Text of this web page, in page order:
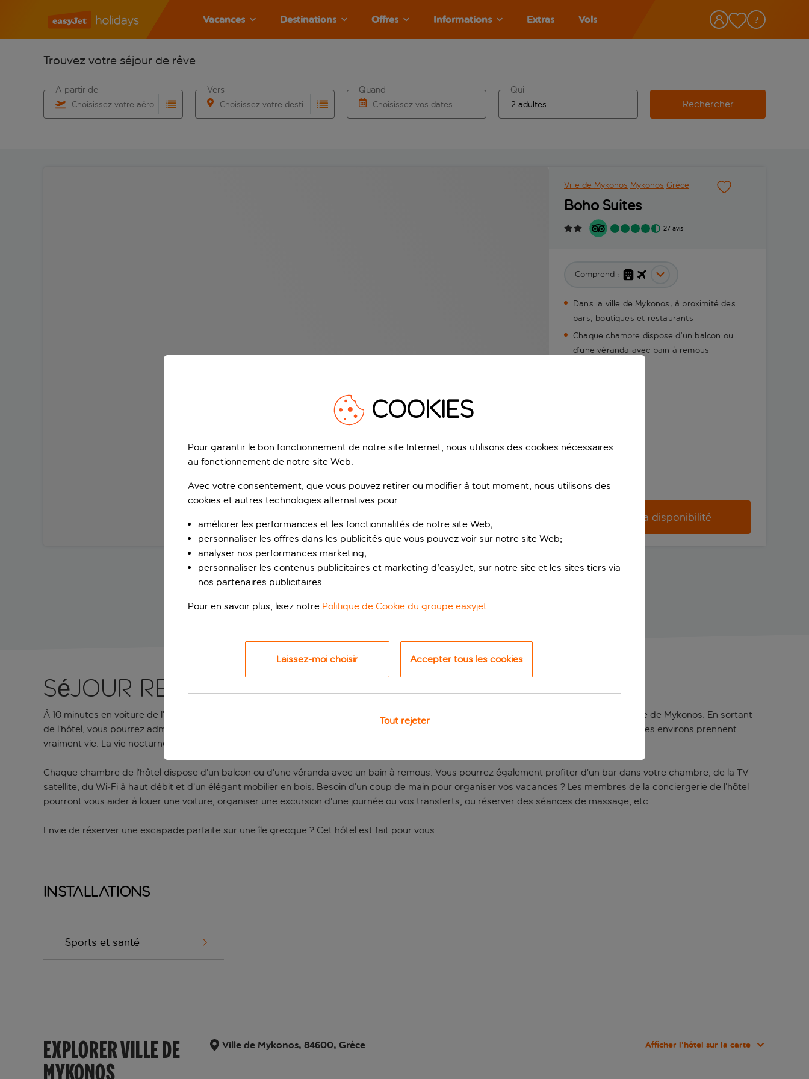
Vacances Destinations Offres Informations Extras Vols
Trouvez votre séjour de rêve
Choisissez votre aéroport
À partir de
Choisissez votre destination
Vers
Choisissez vos dates
Quand Qui
Rechercher
Ville de Mykonos Mykonos Grèce
Boho Suites
27 avis
Comprend :
Dans la ville de Mykonos, à proximité des
bars, boutiques et restaurants
Chaque chambre dispose d’un balcon ou
d’une véranda avec bain à remous
Vérifier la disponibilité
Séjour relaxant dans le centre de Mykonos
À 10 minutes en voiture de l’aéroport et à quelques pas de nombreux bars et restaurants, le charmant Boho Suites est situé dans le centre de Mykonos. En sortant
de l’hôtel, vous pourrez admirer les maisons blanchies à la chaux, mais aussi accéder aux boutiques et tavernes. Une fois le soleil couché, les environs prennent
vraiment vie. La vie nocturne est particulièrement animée et vous risquez d’être surpris(e).
Chaque chambre de l’hôtel dispose d’un balcon ou d’une véranda avec un bain à remous. Vous pourrez également profiter d’un bar dans votre chambre, de la TV
satellite, du Wi-Fi à haut débit et d’un élégant mobilier en bois. Besoin d’un coup de main pour organiser vos vacances ? Les membres de la conciergerie de l’hôtel
pourront vous aider à louer une voiture, organiser une excursion d’une journée ou vos transferts, ou réserver des séances de massage, etc.
Envie de réserver une escapade parfaite sur une île grecque ? Cet hôtel est fait pour vous.
Installations
Sports et santé
EXPLORER VILLE DE
MYKONOS
Ville de Mykonos, 84600, Grèce Afficher l’hôtel sur la carte
COOKIES
Pour garantir le bon fonctionnement de notre site Internet, nous utilisons des cookies nécessaires
au fonctionnement de notre site Web.
Avec votre consentement, que vous pouvez retirer ou modifier à tout moment, nous utilisons des
cookies et autres technologies alternatives pour:
améliorer les performances et les fonctionnalités de notre site Web;
personnaliser les offres dans les publicités que vous pouvez voir sur notre site Web;
analyser nos performances marketing;
personnaliser les contenus publicitaires et marketing d'easyJet, sur notre site et les sites tiers via
nos partenaires publicitaires.
Pour en savoir plus, lisez notre Politique de Cookie du groupe easyjet
Laissez-moi choisir Accepter tous les cookies
Tout rejeter